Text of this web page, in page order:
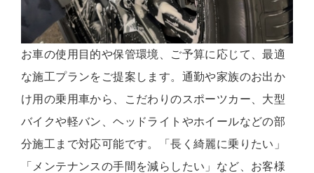
お車の使用目的や保管環境、ご予算に応じて、最適
な施工プランをご提案します。通勤や家族のお出か
け用の乗用車から、こだわりのスポーツカー、大型
バイクや軽バン、ヘッドライトやホイールなどの部
分施工まで対応可能です。「長く綺麗に乗りたい」
「メンテナンスの手間を減らしたい」など、お客様